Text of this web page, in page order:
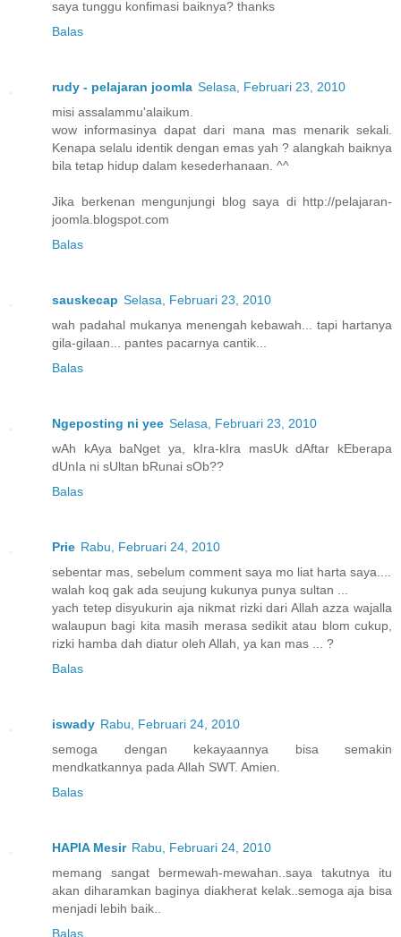
saya tunggu konfimasi baiknya? thanks
Balas
rudy - pelajaran joomla Selasa, Februari 23, 2010
misi assalammu'alaikum.
wow informasinya dapat dari mana mas menarik sekali.
Kenapa selalu identik dengan emas yah ? alangkah baiknya
bila tetap hidup dalam kesederhanaan. ^^
Jika berkenan mengunjungi blog saya di http://pelajaran-
joomla.blogspot.com
Balas
sauskecap Selasa, Februari 23, 2010
wah padahal mukanya menengah kebawah... tapi hartanya
gila-gilaan... pantes pacarnya cantik...
Balas
Ngeposting ni yee Selasa, Februari 23, 2010
wAh kAya baNget ya, kIra-kIra masUk dAftar kEberapa
dUnIa ni sUltan bRunai sOb??
Balas
Prie Rabu, Februari 24, 2010
sebentar mas, sebelum comment saya mo liat harta saya....
walah koq gak ada seujung kukunya punya sultan ...
yach tetep disyukurin aja nikmat rizki dari Allah azza wajalla
walaupun bagi kita masih merasa sedikit atau blom cukup,
rizki hamba dah diatur oleh Allah, ya kan mas ... ?
Balas
iswady Rabu, Februari 24, 2010
semoga dengan kekayaannya bisa semakin
mendkatkannya pada Allah SWT. Amien.
Balas
HAPIA Mesir Rabu, Februari 24, 2010
memang sangat bermewah-mewahan..saya takutnya itu
akan diharamkan baginya diakherat kelak..semoga aja bisa
menjadi lebih baik..
Balas